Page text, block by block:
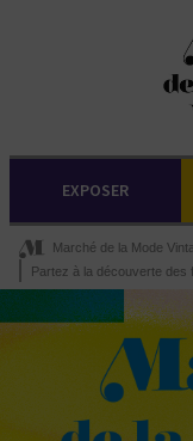
EXPOSER
Marché de la Mode
Partez à la découverte des